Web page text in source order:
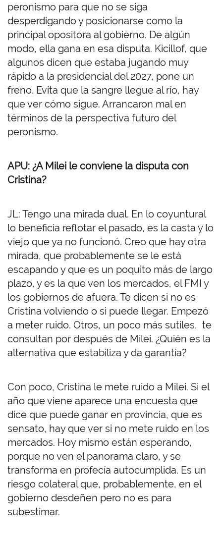
peronismo para que no se siga
desperdigando y posicionarse como la
principal opositora al gobierno. De algún
modo, ella gana en esa disputa. Kicillof, que
algunos dicen que estaba jugando muy
rápido a la presidencial del 2027, pone un
freno. Evita que la sangre llegue al río, hay
que ver cómo sigue. Arrancaron mal en
términos de la perspectiva futuro del
peronismo.
APU: ¿A Milei le conviene la disputa con
Cristina?
JL: Tengo una mirada dual. En lo coyuntural
lo beneficia reflotar el pasado, es la casta y lo
viejo que ya no funcionó. Creo que hay otra
mirada, que probablemente se le está
escapando y que es un poquito más de largo
plazo, y es la que ven los mercados, el FMI y
los gobiernos de afuera. Te dicen si no es
Cristina volviendo o si puede llegar. Empezó
a meter ruido. Otros, un poco más sutiles, te
consultan por después de Milei. ¿Quién es la
alternativa que estabiliza y da garantía?
Con poco, Cristina le mete ruido a Milei. Si el
año que viene aparece una encuesta que
dice que puede ganar en provincia, que es
sensato, hay que ver si no mete ruido en los
mercados. Hoy mismo están esperando,
porque no ven el panorama claro, y se
transforma en profecía autocumplida. Es un
riesgo colateral que, probablemente, en el
gobierno desdeñen pero no es para
subestimar.